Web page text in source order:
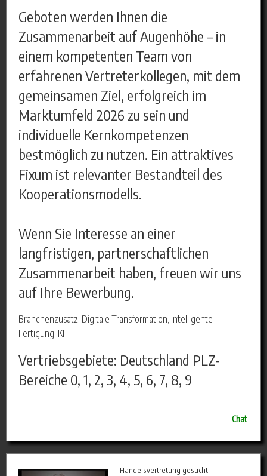
Geboten werden Ihnen die
Zusammenarbeit auf Augenhöhe – in
einem kompetenten Team von
erfahrenen Vertreterkollegen, mit dem
gemeinsamen Ziel, erfolgreich im
Marktumfeld 2026 zu sein und
individuelle Kernkompetenzen
bestmöglich zu nutzen. Ein attraktives
Fixum ist relevanter Bestandteil des
Kooperationsmodells.
Wenn Sie Interesse an einer
langfristigen, partnerschaftlichen
Zusammenarbeit haben, freuen wir uns
auf Ihre Bewerbung.
Branchenzusatz: Digitale Transformation, intelligente
Fertigung, KI
Vertriebsgebiete: Deutschland PLZ-
Bereiche 0, 1, 2, 3, 4, 5, 6, 7, 8, 9
Chat
Handelsvertretung gesucht